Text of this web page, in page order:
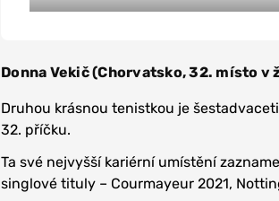
Donna Vekič (Chorvatsko, 32. místo v
Druhou krásnou tenistkou je
32. příčku.
Ta své nejvyšší kariérní umístění
singlové tituly – Courmayeur 2021,